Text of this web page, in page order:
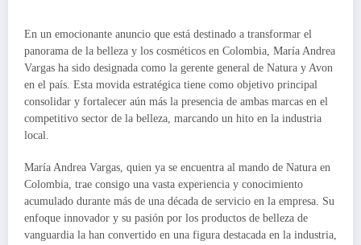
En un emocionante anuncio que está destinado a transformar el
panorama de la belleza y los cosméticos en Colombia, María Andrea
Vargas ha sido designada como la gerente general de Natura y Avon
en el país. Esta movida estratégica tiene como objetivo principal
consolidar y fortalecer aún más la presencia de ambas marcas en el
competitivo sector de la belleza, marcando un hito en la industria
local.
María Andrea Vargas, quien ya se encuentra al mando de Natura en
Colombia, trae consigo una vasta experiencia y conocimiento
acumulado durante más de una década de servicio en la empresa. Su
enfoque innovador y su pasión por los productos de belleza de
vanguardia la han convertido en una figura destacada en la industria,